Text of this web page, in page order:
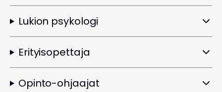
Lukion psykologi
Erityisopettaja
Opinto-ohjaajat